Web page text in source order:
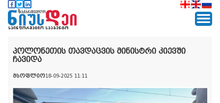
პოლონეთის თავდაცვის მინისტრი კიევში
ჩავიდა
მსოფლიო18-09-2025 11:11